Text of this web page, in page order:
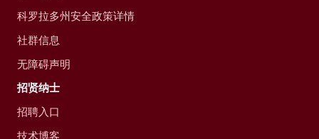
科罗拉多州安全政策详情
社群信息
无障碍声明
招贤纳士
招聘入口
技术博客